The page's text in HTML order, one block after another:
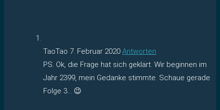
TaoTao 7. Februar 2020 Antworten
PS. Ok, die Frage hat sich geklärt. Wir beginnen im
Jahr 2399, mein Gedanke stimmte. Schaue gerade
Folge 3… 😉